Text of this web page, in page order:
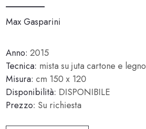
Max Gasparini
Anno: 2015
Tecnica: mista su juta cartone e legno
Misura: cm 150 x 120
Disponibilità: DISPONIBILE
Prezzo: Su richiesta